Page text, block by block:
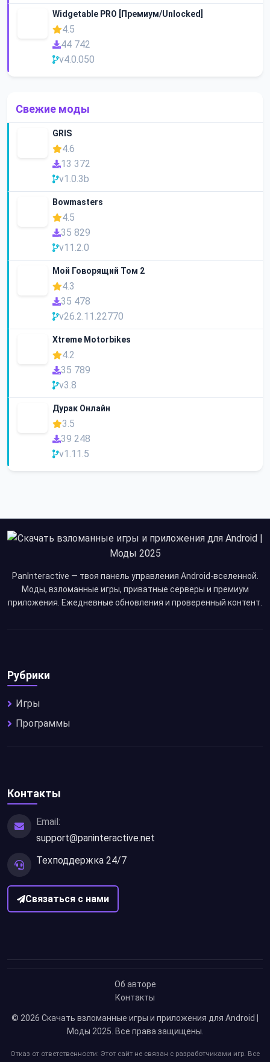
Widgetable PRO [Премиум/Unlocked]
4.5
44 742
v4.0.050
Свежие моды
GRIS
4.6
13 372
v1.0.3b
Bowmasters
4.5
35 829
v11.2.0
Мой Говорящий Том 2
4.3
35 478
v26.2.11.22770
Xtreme Motorbikes
4.2
35 789
v3.8
Дурак Онлайн
3.5
39 248
v1.11.5
PanInteractive — твоя панель управления Android-вселенной.
Моды, взломанные игры, приватные серверы и премиум
приложения. Ежедневные обновления и проверенный контент.
Рубрики
Игры
Программы
Контакты
Email:
support@paninteractive.net
Техподдержка 24/7
Связаться с нами
Об авторе
Контакты
© 2026 Скачать взломанные игры и приложения для Android |
Моды 2025. Все права защищены.
Отказ от ответственности: Этот сайт не связан с разработчиками игр. Все